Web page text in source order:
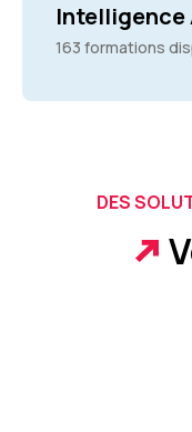
163 formations
DES